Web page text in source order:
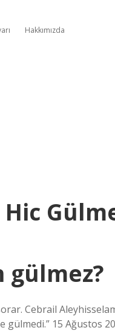
Hakkımızda
gülmez?
Cebrail
15 Ağustos